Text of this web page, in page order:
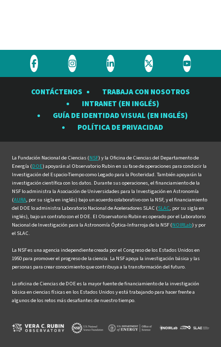
Visite
Observatorio
Visite
Observatorio
Rubin
en
Visite
Observatorio
Rubin
en
Visite
Observatorio
Rubin
en
Visite
Rubin
en
CONTÁCTENOS
TRABAJA CON NOSOTROS
INTRANET (EN INGLÉS)
GUÍA DE IDENTIDAD VISUAL (EN INGLÉS)
POLÍTICA DE PRIVACIDAD
La Fundación Nacional de Ciencias (NSF) y la Oficina de Ciencias del Departamento de
Energía (DOE) apoyarán al Observatorio Rubin en su fase de operaciones para conducir la
Investigación del Espacio-Tiempo como Legado para la Posteridad. También apoyarán la
investigación científica con los datos. Durante sus operaciones, el financiamiento de la
NSF lo administra la Asociación de Universidades para la Investigación en Astronomía
(AURA, por su sigla en inglés) bajo un acuerdo colaborativo con la NSF, y el financiamiento
del DOE lo administra Laboratorio Nacional de Aceleradores SLAC (SLAC, por su sigla en
inglés), bajo un contrato con el DOE. El Observatorio Rubin es operado por el Laboratorio
Nacional de Investigación para la Astronomía Óptica-Infrarroja de la NSF (NOIRLab) y por
el SLAC.
La NSF es una agencia independiente creada por el Congreso de los Estados Unidos en
1950 para promover el progreso de la ciencia. La NSF apoya la investigación básica y las
personas para crear conocimiento que contribuya a la transformación del futuro.
La oficina de Ciencias de DOE es la mayor fuente de financiamiento de la investigación
básica en ciencias físicas en los Estados Unidos y está trabajando para hacer frente a
algunos de los retos más desafiantes de nuestro tiempo.